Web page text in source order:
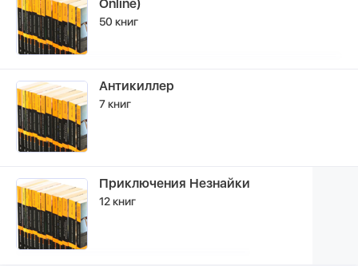
Online)
50 книг
Антикиллер
7 книг
Приключения Незнайки
12 книг